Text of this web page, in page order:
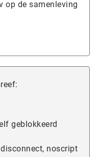
op de samenleving
geblokkeerd
noscript